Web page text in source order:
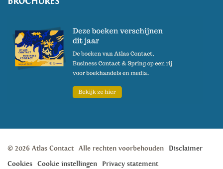
© 2026 Atlas Contact Alle rechten voorbehouden
Disclaimer
Cookies
Cookie instellingen Privacy statement